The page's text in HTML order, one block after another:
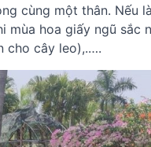
cùng một thân. Nếu
hoa giấy ngũ sắc
cho cây leo),.….